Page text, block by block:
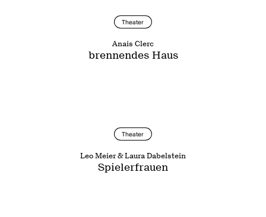
Theater
Anais Clerc
brennendes Haus
Theater
Leo Meier & Laura Dabelstein
Spielerfrauen